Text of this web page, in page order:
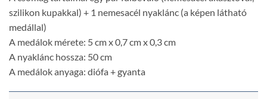
szilikon kupakkal) + 1 nemesacél nyaklánc (a képen látható
medállal)
A medálok mérete: 5 cm x 0,7 cm x 0,3 cm
A nyaklánc hossza: 50 cm
A medálok anyaga: diófa + gyanta